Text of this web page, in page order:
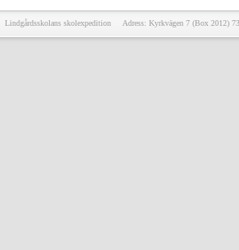
Lindgårdsskolans skolexpedition Adress: Kyrkvägen 7 (Box 2012)